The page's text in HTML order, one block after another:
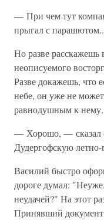
— При чем тут
прыгал с
Но разве расскажешь
неописуемого
Разве докажешь, что
небе, он уже не
равнодушным к нему.
— Хорошо, — сказал
Дудергофскую
Василий быстро
дороге думал:
неудачей?" На этот
Принявший